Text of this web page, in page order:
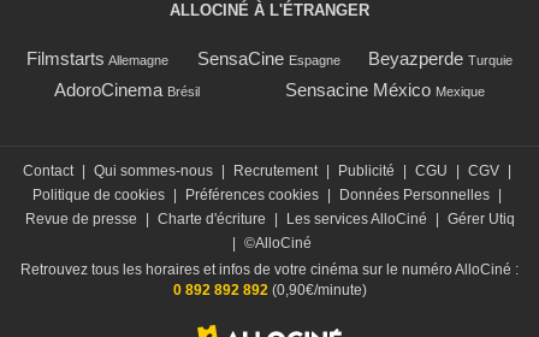
ALLOCINÉ À L'ÉTRANGER
Filmstarts Allemagne SensaCine Espagne Beyazperde Turquie
AdoroCinema Brésil Sensacine México Mexique
Contact Qui sommes-nous Recrutement Publicité CGU CGV
Politique de cookies
Préférences cookies Données Personnelles
Revue de presse
Charte d'écriture Les services AlloCiné
Gérer Utiq
©AlloCiné
Retrouvez tous les horaires et infos de votre cinéma sur le numéro AlloCiné :
0 892 892 892(0,90€/minute)